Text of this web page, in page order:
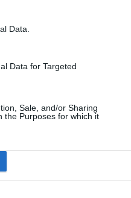
Data.
Data for Targeted
Sale, and/or Sharing
the Purposes for which it